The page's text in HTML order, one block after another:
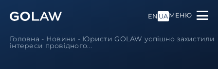
EN UAМЕНЮ
Головна - Новини - Юристи GOLAW успішно захистили
інтереси провідного...